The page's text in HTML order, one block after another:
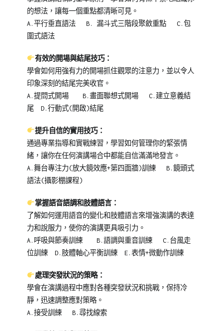
的想法，讓每一個重點都清晰可見。
A.平行垂直語法 B. 漏斗式三階段聚斂重點 C.包
圍式語法
有效的開場與結尾技巧：
學會如何用強有力的開場抓住觀眾的注意力，並以令人
印象深刻的結尾完美收官。
A.提問式開場 B.畫面聯想式開場 C.建立意義結
尾 D.行動式(開啟)結尾
提升自信的實用技巧：
通過專業指導和實戰練習，學習如何管理你的緊張情
緒，讓你在任何演講場合中都能自信滿滿地發言。
A.舞台專注力(放大鏡效應+第四面牆)訓練 B.鏡頭式
語法(攝影棚課程)
掌握語音語調和肢體語言：
了解如何運用語音的變化和肢體語言來增強演講的表達
力和說服力，使你的演講更具吸引力。
A.呼吸與節奏訓練 B.語調與重音訓練 C.台風走
位訓練 D.肢體軸心平衡訓練 E.表情+微動作訓練
處理突發狀況的策略：
學會在演講過程中應對各種突發狀況和挑戰，保持冷
靜，迅速調整應對策略。
A.接受訓練 B.尋找線索